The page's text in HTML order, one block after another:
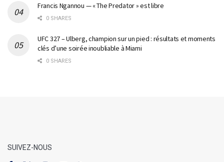
Francis Ngannou — « The Predator » est libre
0 SHARES
UFC 327 – Ulberg, champion sur un pied : résultats et moments
clés d’une soirée inoubliable à Miami
0 SHARES
SUIVEZ-NOUS